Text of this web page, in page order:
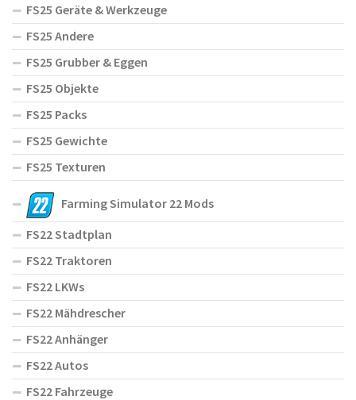
FS25 Geräte & Werkzeuge
FS25 Andere
FS25 Grubber & Eggen
FS25 Objekte
FS25 Packs
FS25 Gewichte
FS25 Texturen
Farming Simulator 22 Mods
FS22 Stadtplan
FS22 Traktoren
FS22 LKWs
FS22 Mähdrescher
FS22 Anhänger
FS22 Autos
FS22 Fahrzeuge